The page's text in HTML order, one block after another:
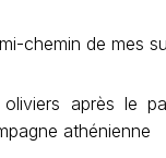
chemin de mes
après le
athénienne